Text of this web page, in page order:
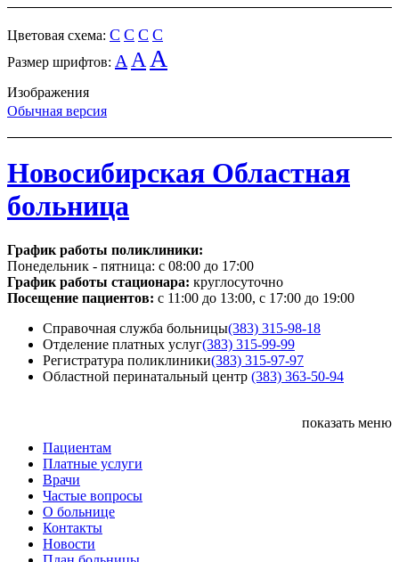
Цветовая схема: C C C C
Размер шрифтов: A A A
Изображения
Обычная версия
Новосибирская Областная
больница
График работы поликлиники:
Понедельник - пятница: с 08:00 до 17:00
График работы стационара: круглосуточно
Посещение пациентов: с 11:00 до 13:00, с 17:00 до 19:00
Справочная служба больницы(383) 315-98-18
Отделение платных услуг(383) 315-99-99
Регистратура поликлиники(383) 315-97-97
Областной перинатальный центр (383) 363-50-94
показать меню
Пациентам
Платные услуги
Врачи
Частые вопросы
О больнице
Контакты
Новости